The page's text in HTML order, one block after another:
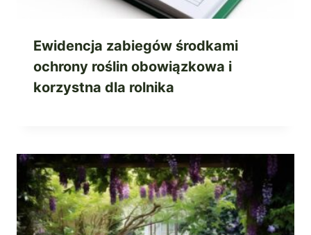
Ewidencja zabiegów środkami
ochrony roślin obowiązkowa i
korzystna dla rolnika